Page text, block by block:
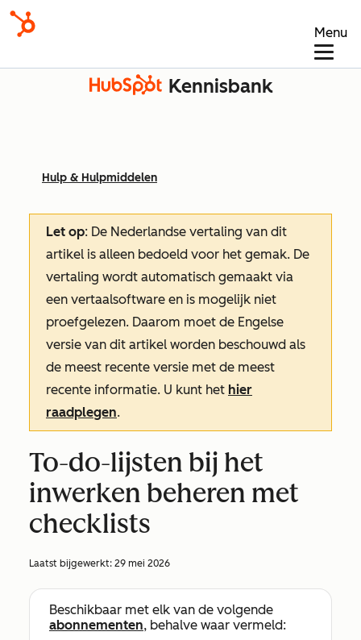
Menu
Kennisbank
Hulp & Hulpmiddelen
Let op: De Nederlandse vertaling van dit
artikel is alleen bedoeld voor het gemak. De
vertaling wordt automatisch gemaakt via
een vertaalsoftware en is mogelijk niet
proefgelezen. Daarom moet de Engelse
versie van dit artikel worden beschouwd als
de meest recente versie met de meest
recente informatie. U kunt het hier
raadplegen.
To-do-lijsten bij het
inwerken beheren met
checklists
Laatst bijgewerkt: 29 mei 2026
Beschikbaar met elk van de volgende
abonnementen, behalve waar vermeld: